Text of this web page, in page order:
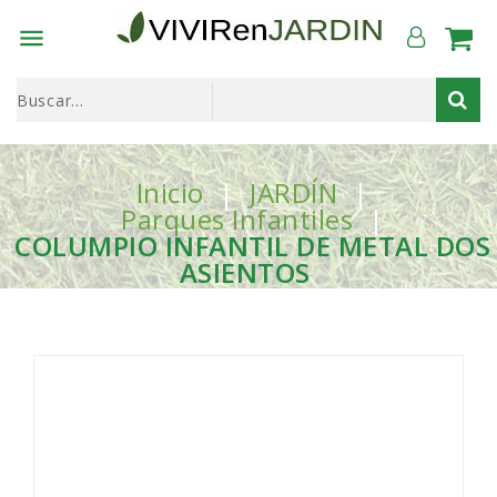

Inicio JARDÍN
Parques Infantiles
COLUMPIO INFANTIL DE METAL DOS
ASIENTOS